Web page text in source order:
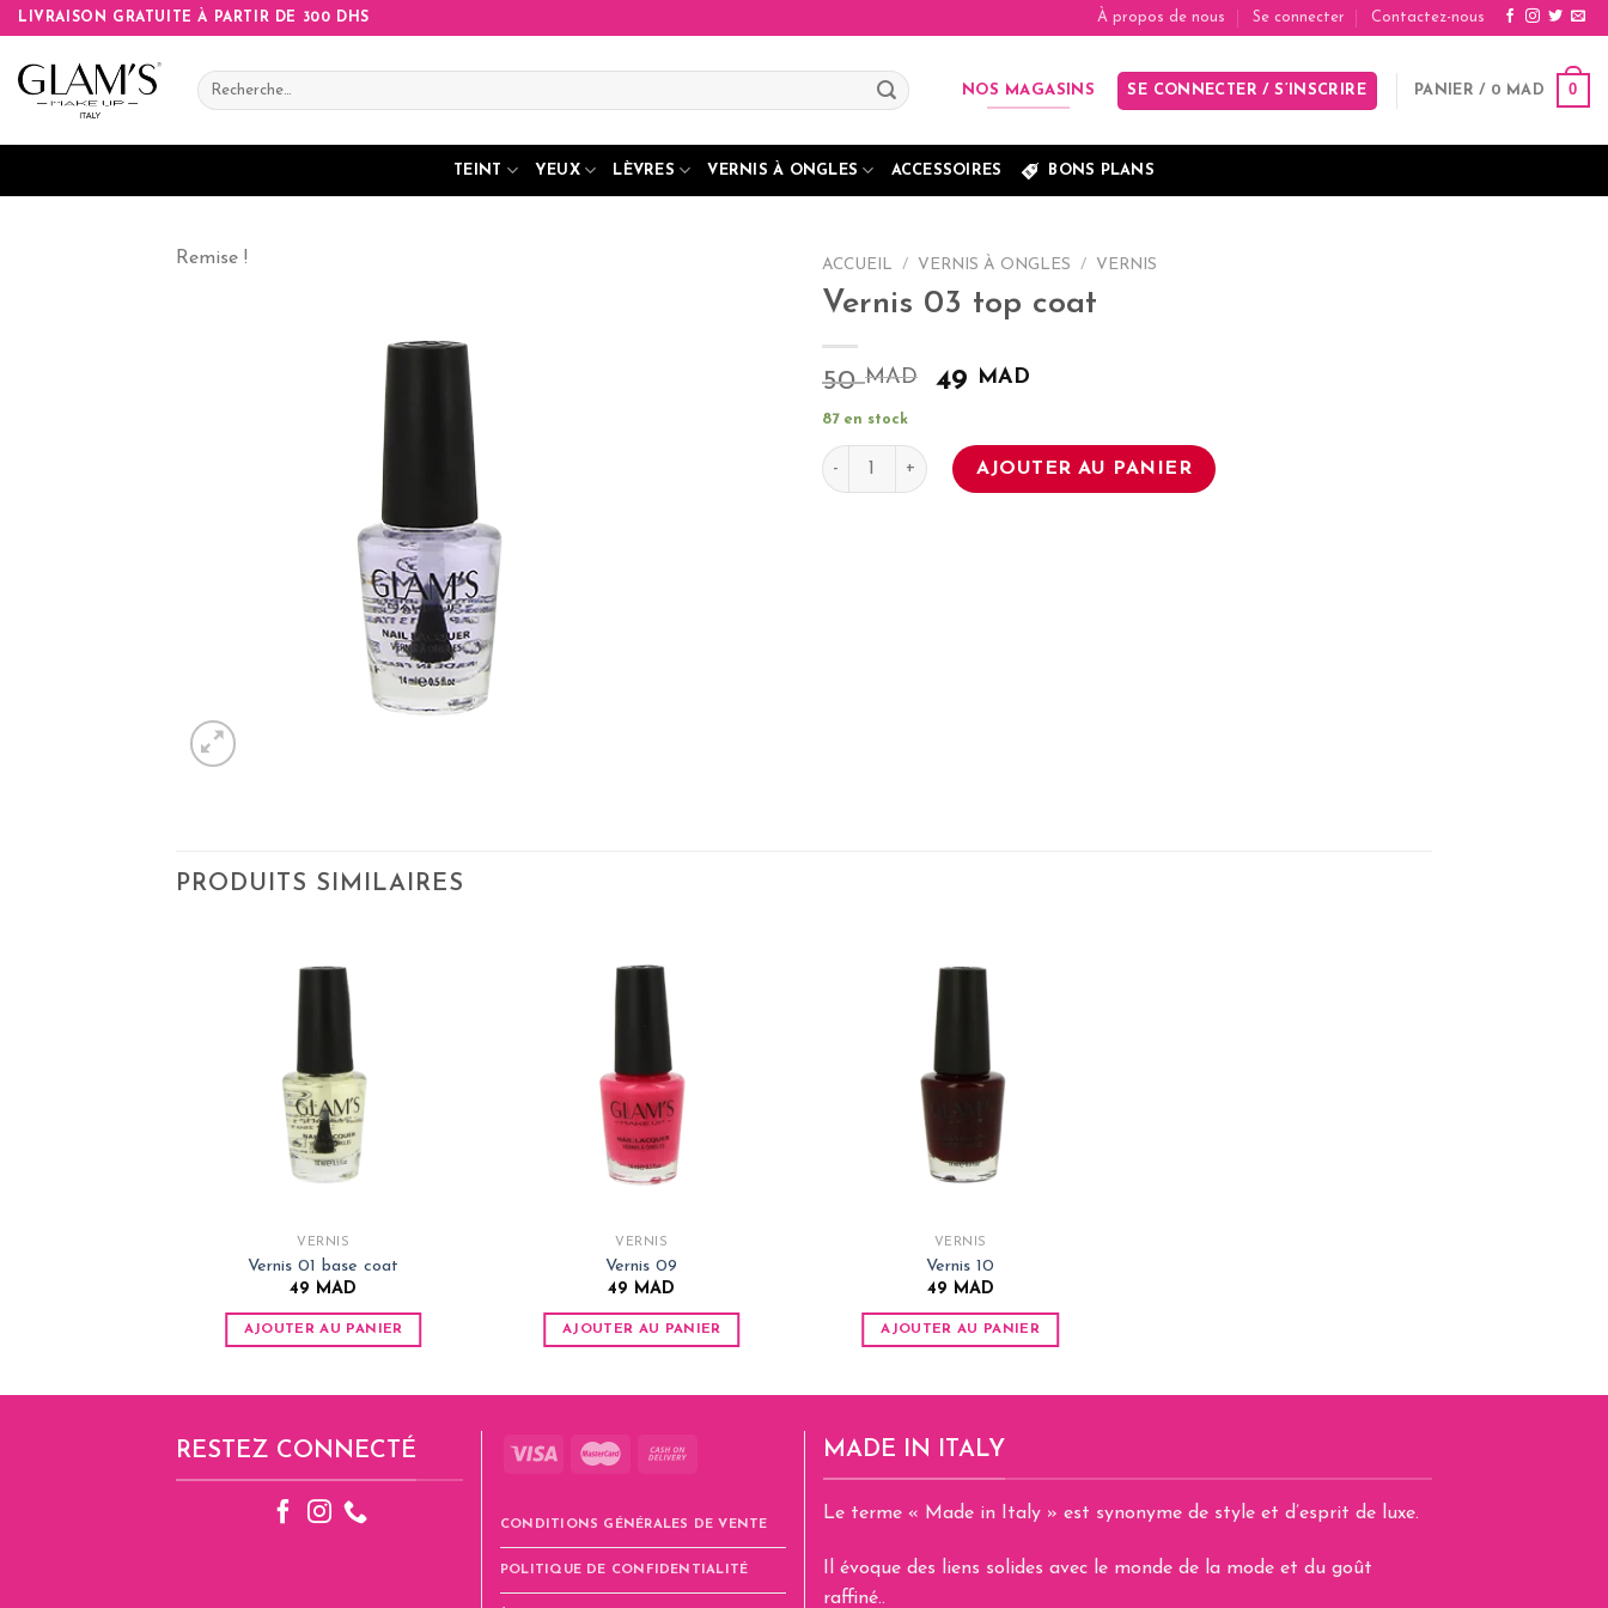
Skip
content
LIVRAISON GRATUITE À PARTIR DE 300 DHS À propos de nous Se connecter Contactez-nous
Recherche
pour :
NOS MAGASINS SE CONNECTER / S’INSCRIRE PANIER / 0 MAD 0
TEINT YEUX LÈVRES VERNIS À ONGLES ACCESSOIRES BONS PLANS
Remise ! ACCUEIL / VERNIS À ONGLES / VERNIS
Vernis 03 top coat
50MAD
Le
était :
50 MAD.
49 MAD
est :
49 MAD.
87 en stock
quantité de Vernis 03 top coat
AJOUTER AU PANIER
PRODUITS SIMILAIRES
VERNIS
Vernis 01 base coat
49 MAD
AJOUTER AU PANIER
VERNIS
Vernis 09
49 MAD
AJOUTER AU PANIER
VERNIS
Vernis 10
49 MAD
AJOUTER AU PANIER
RESTEZ CONNECTÉ
CONDITIONS GÉNÉRALES DE VENTE
POLITIQUE DE CONFIDENTIALITÉ
MADE IN ITALY
Le terme « Made in Italy » est synonyme de style et d’esprit de luxe.
Il évoque des liens solides avec le monde de la mode et du goût
raffiné..